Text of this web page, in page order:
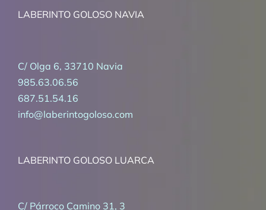
LABERINTO GOLOSO NAVIA
C/ Olga 6, 33710 Navia
985.63.06.56
687.51.54.16
info@laberintogoloso.com
LABERINTO GOLOSO LUARCA
C/ Párroco Camino 31, 3